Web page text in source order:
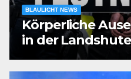
BLAULICHT NEWS
Körperliche
in der